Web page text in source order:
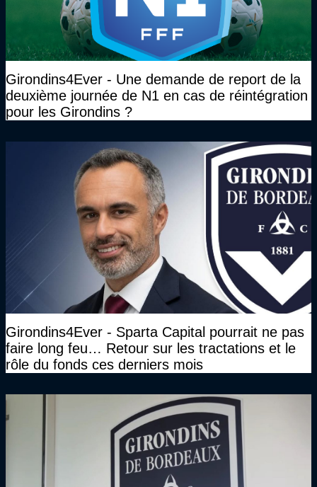
Girondins4Ever - Une demande de report de la
deuxième journée de N1 en cas de réintégration
pour les Girondins ?
Girondins4Ever - Sparta Capital pourrait ne pas
faire long feu… Retour sur les tractations et le
rôle du fonds ces derniers mois